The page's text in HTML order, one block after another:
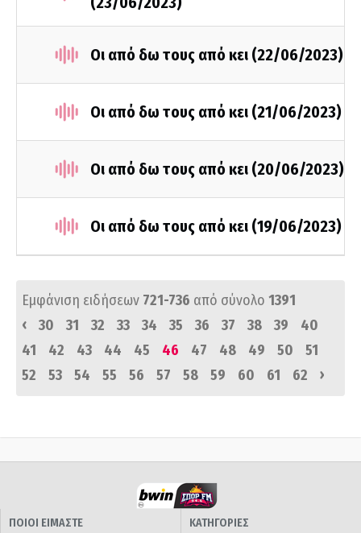
Οι από δω τους από κει (22/06/2023)
Οι από δω τους από κει (21/06/2023)
Οι από δω τους από κει (20/06/2023)
Οι από δω τους από κει (19/06/2023)
Εμφάνιση ειδήσεων 721-736 από σύνολο 1391
‹
30 31 32 33 34 35 36 37 38 39
40
41
42 43 44 45 46 47 48 49 50
51
52
53 54 55 56 57 58 59 60 61 62 ›
ΠΟΙΟΙ ΕΙΜΑΣΤΕ
ΚΑΤΗΓΟΡΙΕΣ